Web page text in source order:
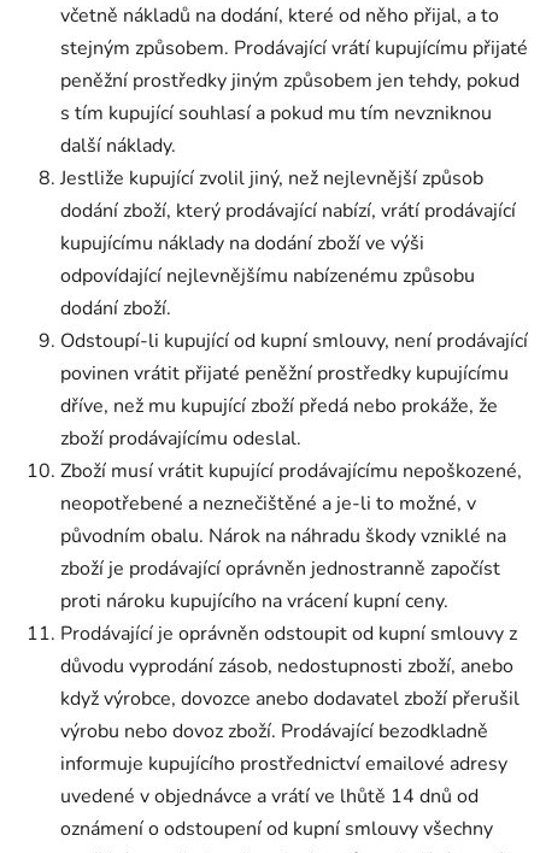
včetně nákladů na dodání, které od něho přijal, a to
stejným způsobem. Prodávající vrátí kupujícímu přijaté
peněžní prostředky jiným způsobem jen tehdy, pokud
s tím kupující souhlasí a pokud mu tím nevzniknou
další náklady.
Jestliže kupující zvolil jiný, než nejlevnější způsob
dodání zboží, který prodávající nabízí, vrátí prodávající
kupujícímu náklady na dodání zboží ve výši
odpovídající nejlevnějšímu nabízenému způsobu
dodání zboží.
Odstoupí-li kupující od kupní smlouvy, není prodávající
povinen vrátit přijaté peněžní prostředky kupujícímu
dříve, než mu kupující zboží předá nebo prokáže, že
zboží prodávajícímu odeslal.
Zboží musí vrátit kupující prodávajícímu nepoškozené,
neopotřebené a neznečištěné a je-li to možné, v
původním obalu. Nárok na náhradu škody vzniklé na
zboží je prodávající oprávněn jednostranně započíst
proti nároku kupujícího na vrácení kupní ceny.
Prodávající je oprávněn odstoupit od kupní smlouvy z
důvodu vyprodání zásob, nedostupnosti zboží, anebo
když výrobce, dovozce anebo dodavatel zboží přerušil
výrobu nebo dovoz zboží. Prodávající bezodkladně
informuje kupujícího prostřednictví emailové adresy
uvedené v objednávce a vrátí ve lhůtě 14 dnů od
oznámení o odstoupení od kupní smlouvy všechny